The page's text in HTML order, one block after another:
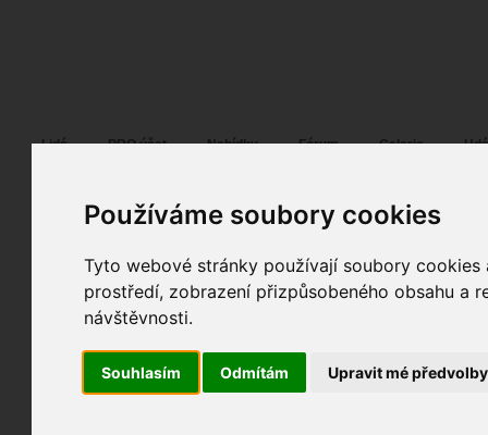
Používáme soubory cookies
Tyto webové stránky používají soubory
prostředí, zobrazení přizpůsobeného obsahu a
návštěvnosti.
Souhlasím Odmítám Upravit mé předvolby
Lidé PRO účet Nabídky Fórum Galerie
Lucie Štrbáková 31. 10. 2023 21:31
AZ6A7984(2)
fotky autora